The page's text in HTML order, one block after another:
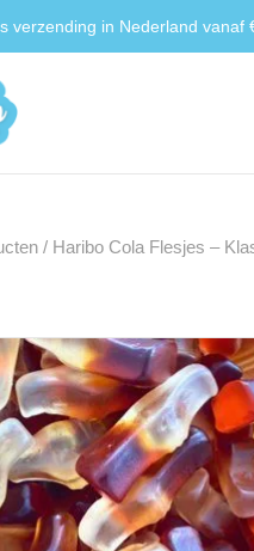
verzending in Nederland vanaf
/ Haribo Cola Flesjes –